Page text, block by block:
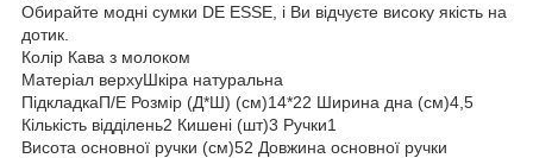
Обирайте модні сумки DE ESSE, і Ви відчуєте високу якість на
дотик.
Колір Кава з молоком
Матеріал верхуШкіра натуральна
ПідкладкаП/Е Розмір (Д*Ш) (см)14*22 Ширина дна (см)4,5
Кількість відділень2 Кишені (шт)3 Ручки1
Висота основної ручки (см)52 Довжина основної ручки